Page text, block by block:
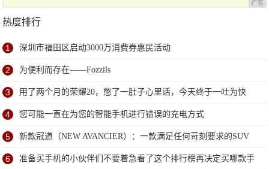
广告
热度排行
1 深圳市福田区启动3000万消费券惠民活动
2 为便利而存在——Fozzils
3 用了两个月的荣耀20，憋了一肚子心里话，今天终于一吐为快
4 您可能一直在为您的智能手机进行错误的充电方式
5 新款冠道（NEW AVANCIER）：一款满足任何苛刻要求的SUV
6 准备买手机的小伙伴们不要着急看了这个排行榜再决定买哪款手